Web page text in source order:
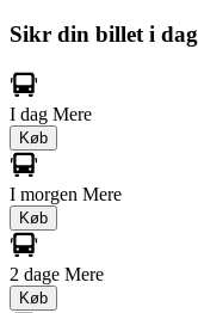
Sikr din billet i
I dag Mere
Køb
I morgen Mere
Køb
2 dage Mere
Køb